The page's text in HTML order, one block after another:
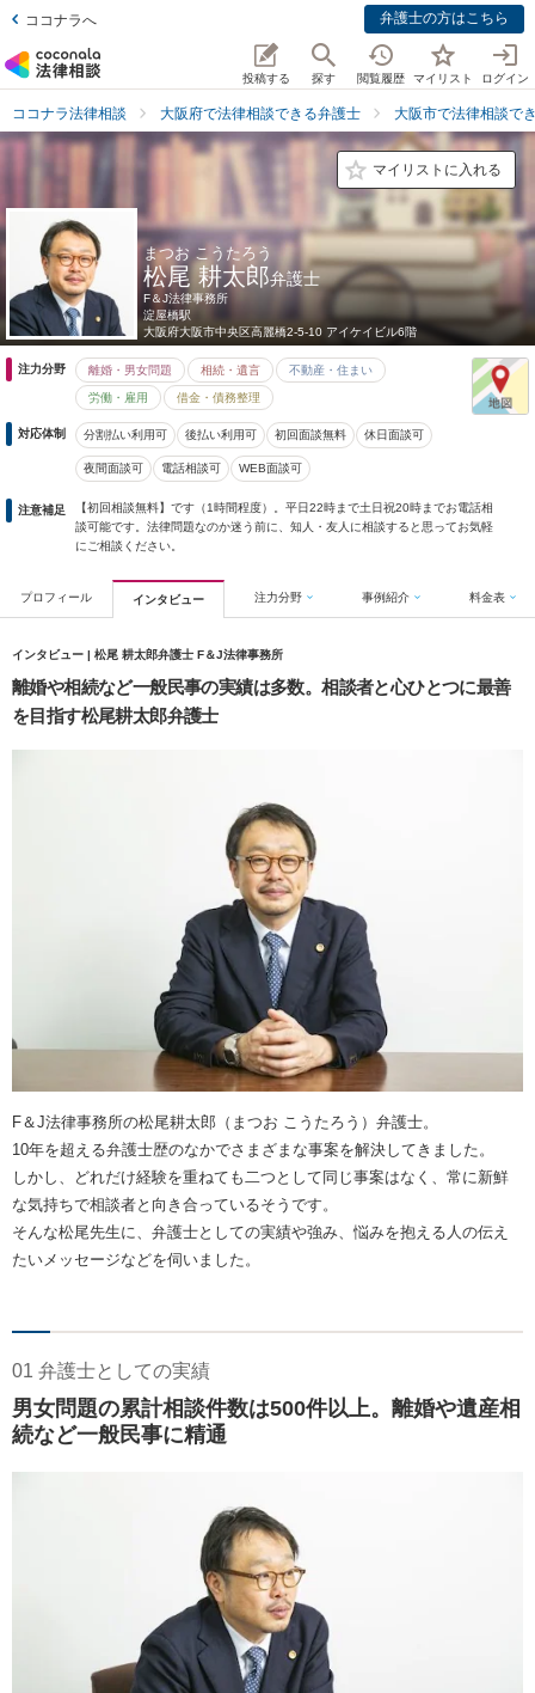
ココナラへ 弁護士の方はこちら
投稿する 探す 閲覧履歴 マイリスト ログイン
ココナラ法律相談 大阪府で法律相談できる弁護士 大阪市で法律相談で
マイリストに入れる
まつお こうたろう
松尾 耕太郎弁護士
F＆J法律事務所
淀屋橋駅
大阪府大阪市中央区高麗橋2-5-10 アイケイビル6階
注力分野 離婚・男女問題 相続・遺言 不動産・住まい
労働・雇用 借金・債務整理
対応体制 分割払い利用可 後払い利用可 初回面談無料 休日面談可
夜間面談可 電話相談可 WEB面談可
注意補足
【初回相談無料】です（1時間程度）。平日22時まで土日祝20時までお電話相
談可能です。法律問題なのか迷う前に、知人・友人に相談すると思ってお気軽
にご相談ください。
プロフィール インタビュー 注力分野 事例紹介 料金表
インタビュー | 松尾 耕太郎弁護士 F＆J法律事務所
離婚や相続など一般民事の実績は多数。相談者と心ひとつに最善
を目指す松尾耕太郎弁護士
F＆J法律事務所の松尾耕太郎（まつお こうたろう）弁護士。
10年を超える弁護士歴のなかでさまざまな事案を解決してきました。
しかし、どれだけ経験を重ねても二つとして同じ事案はなく、常に新鮮
な気持ちで相談者と向き合っているそうです。
そんな松尾先生に、弁護士としての実績や強み、悩みを抱える人の伝え
たいメッセージなどを伺いました。
01 弁護士としての実績
男女問題の累計相談件数は500件以上。離婚や遺産相
続など一般民事に精通